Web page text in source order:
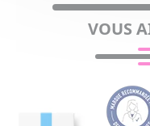
VOUS